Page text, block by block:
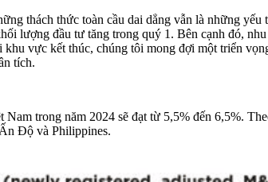
thách thức toàn cầu dai dẳng vẫn là những yếu
lượng đầu tư tăng trong quý 1. Bên cạnh đó, nhu
vực kết thúc, chúng tôi mong đợi một triển
tích.
trong năm 2024 sẽ đạt từ 5,5% đến 6,5%.
Độ và Philippines.